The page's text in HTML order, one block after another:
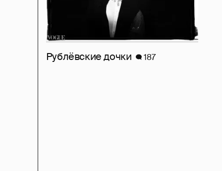
Рублёвские дочки 187